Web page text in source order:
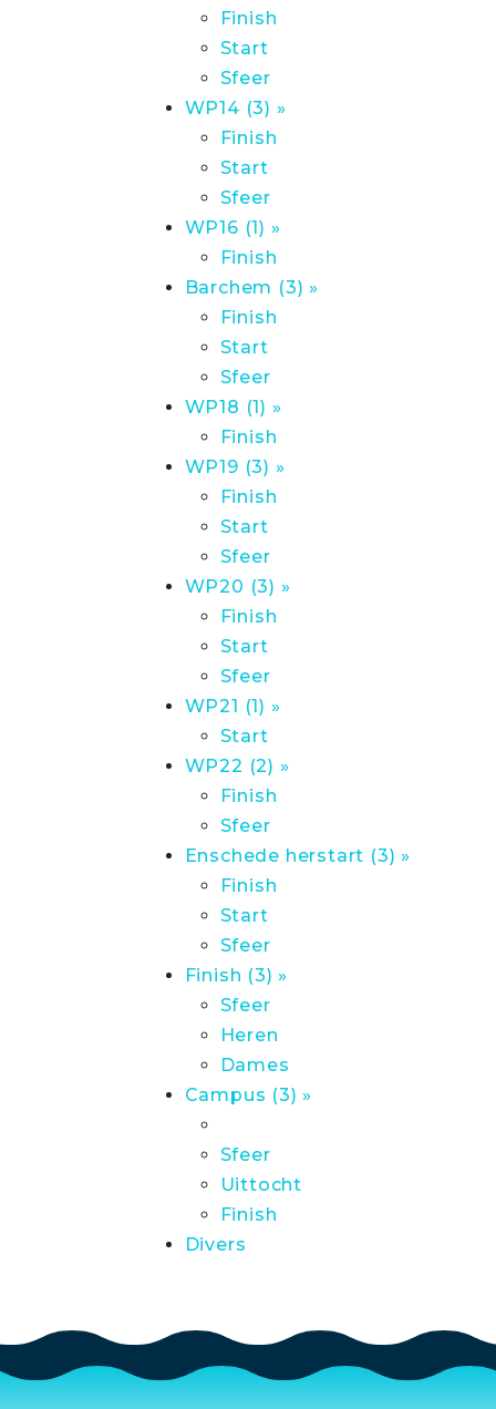
Finish
Start
Sfeer
WP14 (3) »
Finish
Start
Sfeer
WP16 (1) »
Finish
Barchem (3) »
Finish
Start
Sfeer
WP18 (1) »
Finish
WP19 (3) »
Finish
Start
Sfeer
WP20 (3) »
Finish
Start
Sfeer
WP21 (1) »
Start
WP22 (2) »
Finish
Sfeer
Enschede herstart (3) »
Finish
Start
Sfeer
Finish (3) »
Sfeer
Heren
Dames
Campus (3) »
Sfeer
Uittocht
Finish
Divers